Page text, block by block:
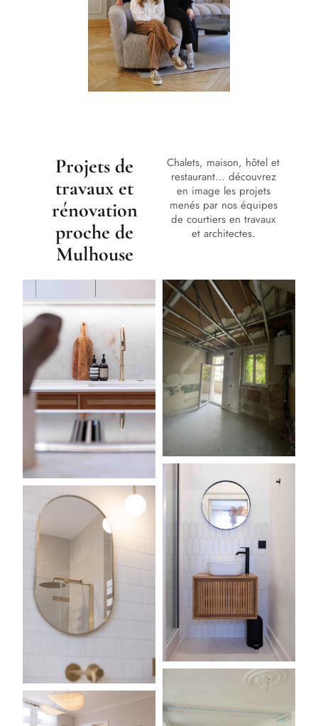
Projets de
travaux et
rénovation
proche de
Mulhouse
Chalets, maison, hôtel et
restaurant… découvrez
en image les projets
menés par nos équipes
de courtiers en travaux
et architectes.